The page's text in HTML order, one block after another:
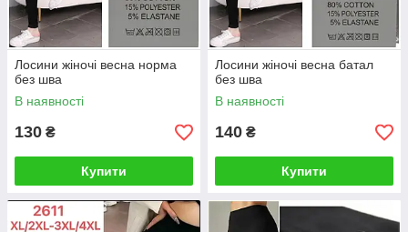
Лосини жіночі весна норма
без шва
В наявності
130 ₴
Купити
Лосини жіночі весна батал
без шва
В наявності
140 ₴
Купити